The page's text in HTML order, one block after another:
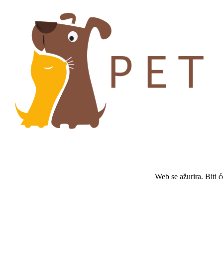
Web se ažurira. Biti